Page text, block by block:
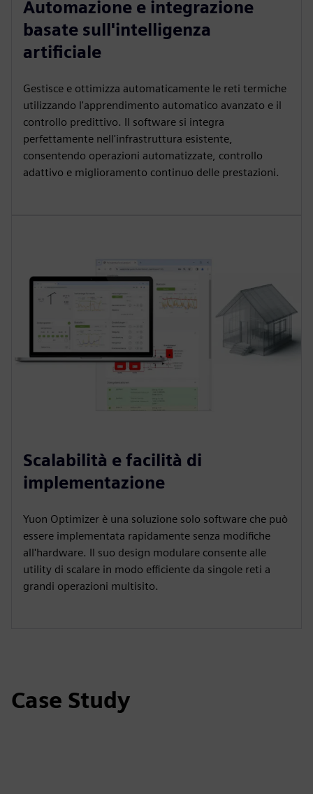
Automazione e integrazione
basate sull'intelligenza
artificiale
Gestisce e ottimizza automaticamente le reti termiche
utilizzando l'apprendimento automatico avanzato e il
controllo predittivo. Il software si integra
perfettamente nell'infrastruttura esistente,
consentendo operazioni automatizzate, controllo
adattivo e miglioramento continuo delle prestazioni.
Scalabilità e facilità di
implementazione
Yuon Optimizer è una soluzione solo software che può
essere implementata rapidamente senza modifiche
all'hardware. Il suo design modulare consente alle
utility di scalare in modo efficiente da singole reti a
grandi operazioni multisito.
Case Study